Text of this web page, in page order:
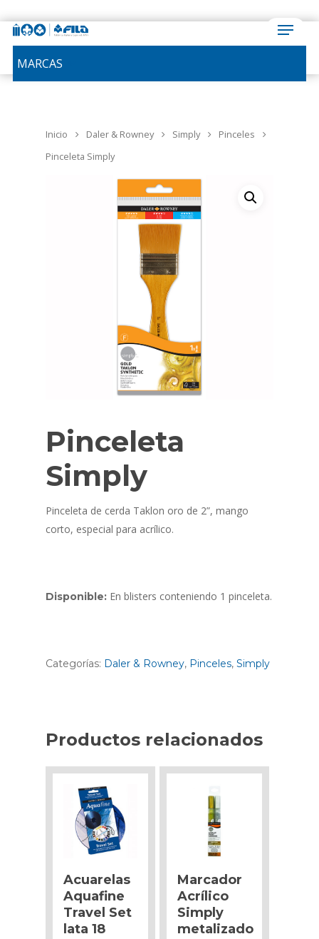
MARCAS
Inicio Daler & Rowney Simply
Pinceles
Pinceleta Simply
Pinceleta
Simply
Pinceleta de cerda Taklon oro de 2”, mango
corto, especial para acrílico.
Disponible: En blisters conteniendo 1 pinceleta.
Categorías: Daler & Rowney, Pinceles, Simply
Productos relacionados
Acuarelas
Aquafine
Travel Set
lata 18
Marcador
Acrílico
Simply
metalizado